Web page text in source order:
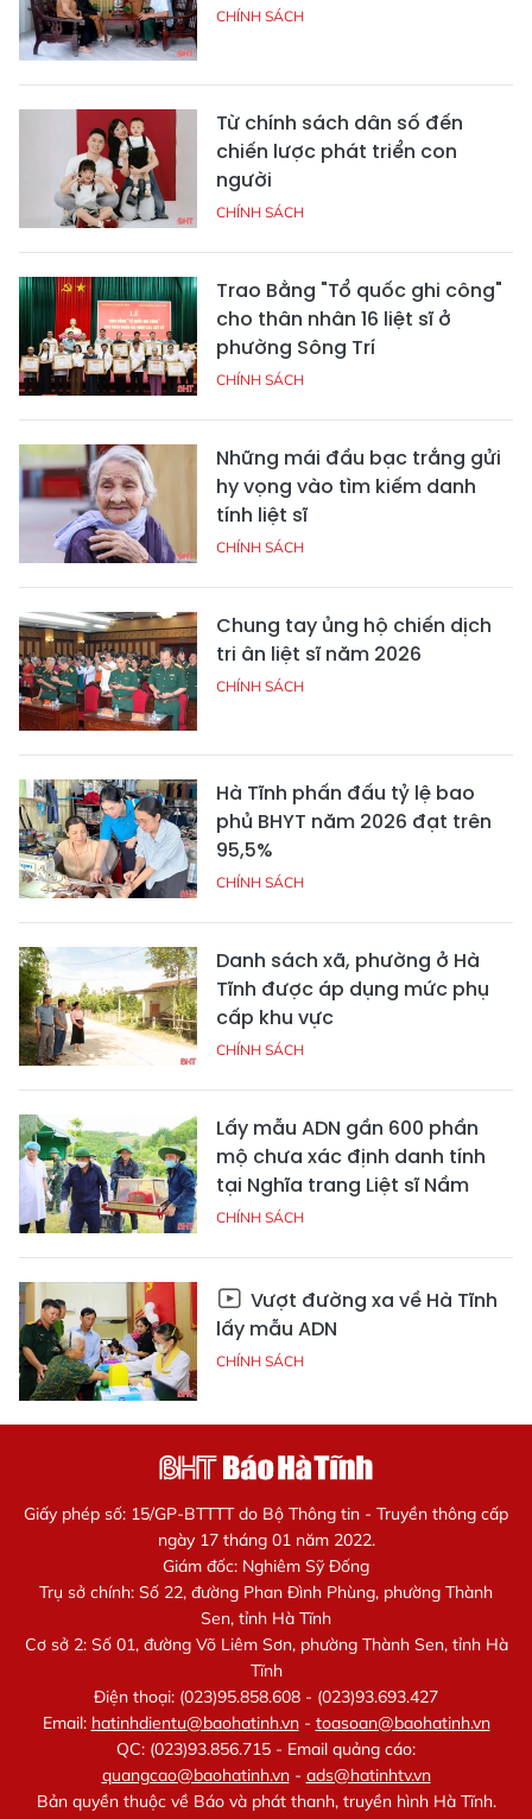
CHÍNH SÁCH
Từ chính sách dân số đến
chiến lược phát triển con
người
CHÍNH SÁCH
Trao Bằng "Tổ quốc ghi công"
cho thân nhân 16 liệt sĩ ở
phường Sông Trí
CHÍNH SÁCH
Những mái đầu bạc trắng gửi
hy vọng vào tìm kiếm danh
tính liệt sĩ
CHÍNH SÁCH
Chung tay ủng hộ chiến dịch
tri ân liệt sĩ năm 2026
CHÍNH SÁCH
Hà Tĩnh phấn đấu tỷ lệ bao
phủ BHYT năm 2026 đạt trên
95,5%
CHÍNH SÁCH
Danh sách xã, phường ở Hà
Tĩnh được áp dụng mức phụ
cấp khu vực
CHÍNH SÁCH
Lấy mẫu ADN gần 600 phần
mộ chưa xác định danh tính
tại Nghĩa trang Liệt sĩ Nầm
CHÍNH SÁCH
Vượt đường xa về Hà Tĩnh
lấy mẫu ADN
CHÍNH SÁCH
Giấy phép số: 15/GP-BTTTT do Bộ Thông tin - Truyền thông cấp
ngày 17 tháng 01 năm 2022.
Giám đốc: Nghiêm Sỹ Đống
Trụ sở chính: Số 22, đường Phan Đình Phùng, phường Thành
Sen, tỉnh Hà Tĩnh
Cơ sở 2: Số 01, đường Võ Liêm Sơn, phường Thành Sen, tỉnh Hà
Tĩnh
Điện thoại: (023)95.858.608 - (023)93.693.427
Email: hatinhdientu@baohatinh.vn- toasoan@baohatinh.vn
QC: (023)93.856.715 - Email quảng cáo:
quangcao@baohatinh.vn- ads@hatinhtv.vn
Bản quyền thuộc về Báo và phát thanh, truyền hình Hà Tĩnh.